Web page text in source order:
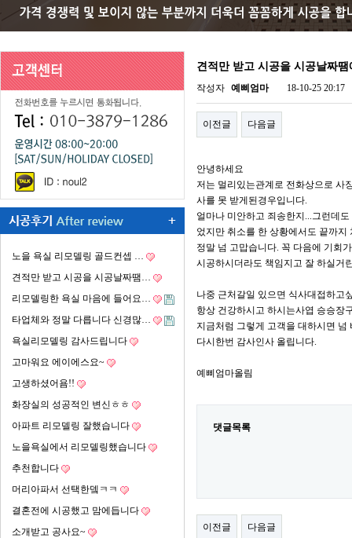
노을 욕실 리모델링 골드컨셉 …
견적만 받고 시공을 시공날짜땜…
리모델링한 욕실 마음에 들어요…
타업체와 정말 다릅니다 신경많…
욕실리모델링 감사드립니다
고마워요 에이에스요~
고생하셨어욤!!
화장실의 성공적인 변신ㅎㅎ
아파트 리모델링 잘했습니다
노을욕실에서 리모델링했습니다
추천합니다
머리아파서 선택한뎈ㅋㅋ
결혼전에 시공했고 맘에듭니다
소개받고 공사요~
견적만 받고 시공을 시공날짜
작성자 예삐엄마 18-10-25 20:17
이전글 다음글
안녕하세요
저는 멀리있는관계로 전화상으로 사
사를 못 받게된경우입니다.
얼마나 미안하고 죄송한지...그런데
었지만 취소를 한 상황에서도 끝까지
정말 넘 고맙습니다. 꼭 다음에 기회
시공하시더라도 책임지고 잘 하실거
나중 근처갈일 있으면 식사대접하고
항상 건강하시고 하시는사엽 승승장
지금처럼 그렇게 고객을 대하시면
다시한번 감사인사 올립니다.
예삐엄마올림
댓글목록
이전글 다음글